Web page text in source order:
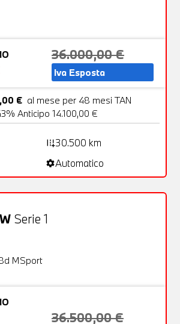
36.000,00 €
Iva Esposta
€ al mese per 48 mesi TAN
Anticipo 14.100,00 €
add_road30.500 km
settingsAutomatico
Serie 1
OFFERTA
118d MSport
36.500,00 €